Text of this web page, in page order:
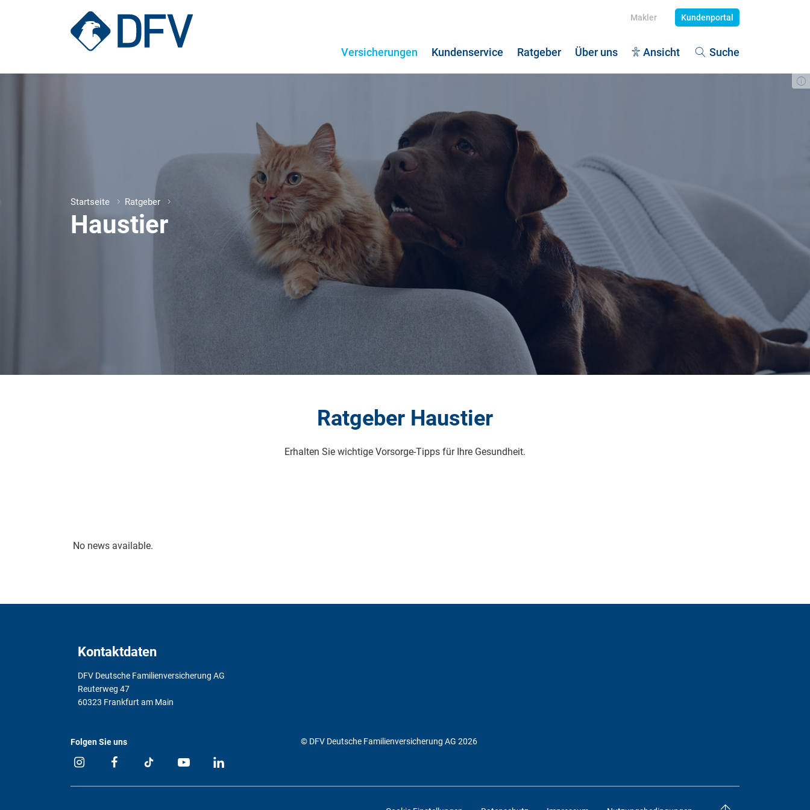
Versicherungen
Katzenkrankenversicherung
Kundenservice Ratgeber Über uns Ansicht Suche
Makler Kundenportal
Startseite Ratgeber
Haustier
Ratgeber Haustier
Erhalten Sie wichtige Vorsorge-Tipps für Ihre Gesundheit.
No news available.
Kontaktdaten
DFV Deutsche Familienversicherung AG
Reuterweg 47
60323 Frankfurt am Main
Folgen Sie uns © DFV Deutsche Familienversicherung AG 2026